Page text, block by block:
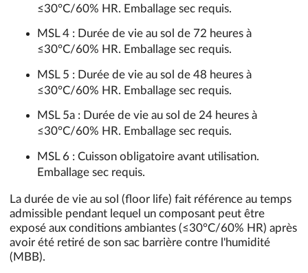
≤30°C/60% HR. Emballage sec requis.
MSL 4 : Durée de vie au sol de 72 heures à
≤30°C/60% HR. Emballage sec requis.
MSL 5 : Durée de vie au sol de 48 heures à
≤30°C/60% HR. Emballage sec requis.
MSL 5a : Durée de vie au sol de 24 heures à
≤30°C/60% HR. Emballage sec requis.
MSL 6 : Cuisson obligatoire avant utilisation.
Emballage sec requis.
La durée de vie au sol (floor life) fait référence au temps
admissible pendant lequel un composant peut être
exposé aux conditions ambiantes (≤30°C/60% HR) après
avoir été retiré de son sac barrière contre l'humidité
(MBB).